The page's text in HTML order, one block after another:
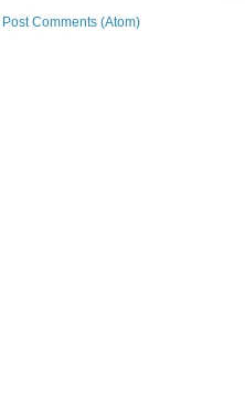
Post Comments (Atom)